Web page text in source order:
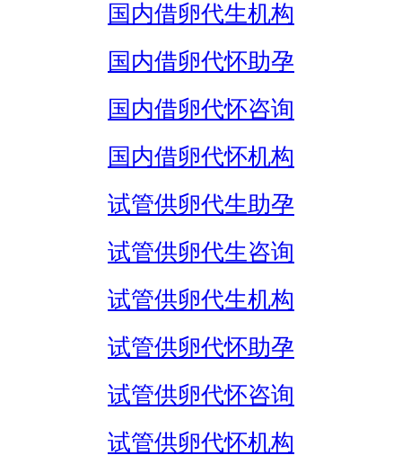
国内借卵代生机构
国内借卵代怀助孕
国内借卵代怀咨询
国内借卵代怀机构
试管供卵代生助孕
试管供卵代生咨询
试管供卵代生机构
试管供卵代怀助孕
试管供卵代怀咨询
试管供卵代怀机构